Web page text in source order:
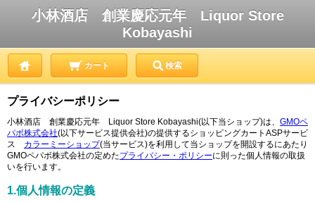
小林酒店 創業慶応元年 Liquor Store
Kobayashi
カート 検索
プライバシーポリシー
小林酒店 創業慶応元年 Liquor Store Kobayashi(以下当ショップ)は、 GMOペ
パボ株式会社(以下サービス提供会社)の提供するショッピングカートASPサービ
ス カラーミーショップ(当サービス)を利用して当ショップを開設するにあたり
GMOペパボ株式会社の定めたプライバシー・ポリシーに則った個人情報の取扱
いを行います。
1.個人情報の定義